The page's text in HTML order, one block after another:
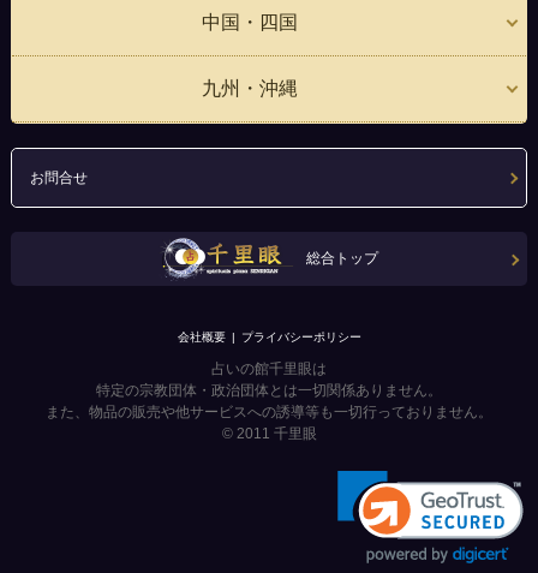
中国・四国
九州・沖縄
お問合せ
総合トップ
会社概要 プライバシーポリシー
占いの館千里眼は
特定の宗教団体・政治団体とは一切関係ありません。
また、物品の販売や他サービスへの誘導等も一切行っておりません。
© 2011 千里眼